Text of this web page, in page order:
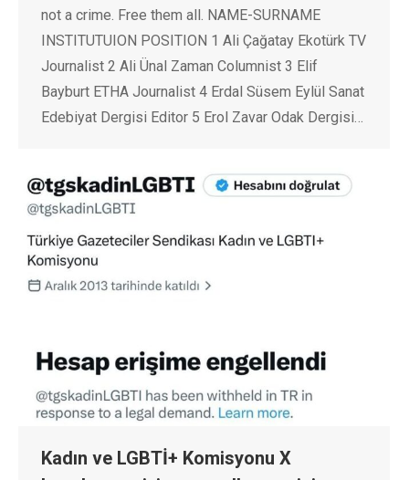
not a crime. Free them all. NAME-SURNAME
INSTITUTUION POSITION 1 Ali Çağatay Ekotürk TV
Journalist 2 Ali Ünal Zaman Columnist 3 Elif
Bayburt ETHA Journalist 4 Erdal Süsem Eylül Sanat
Edebiyat Dergisi Editor 5 Erol Zavar Odak Dergisi…
Kadın ve LGBTİ+ Komisyonu X